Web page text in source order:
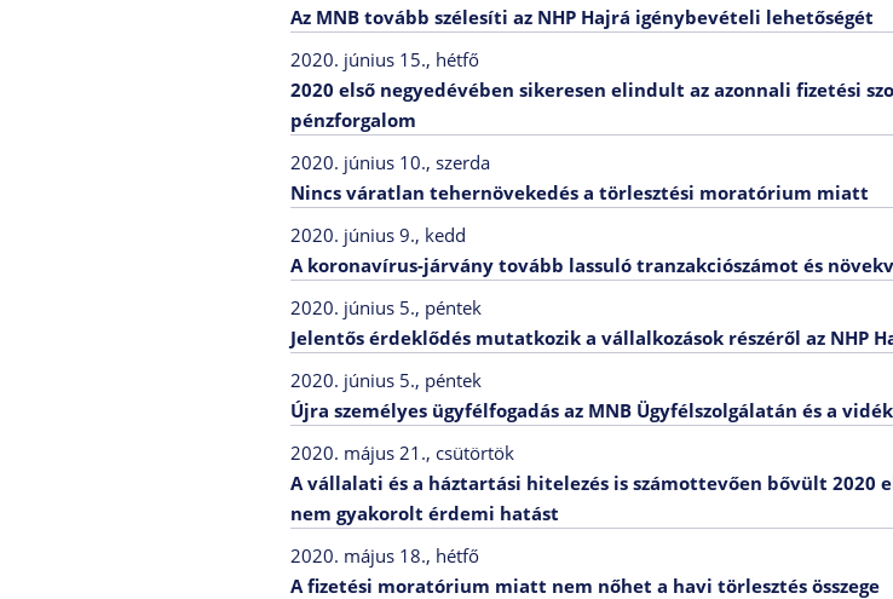
Az MNB tovább szélesíti az NHP Hajrá igénybevételi lehetőségét
2020. június 15., hétfő
2020 első negyedévében sikeresen elindult az azonnali fizetési
pénzforgalom
2020. június 10., szerda
Nincs váratlan tehernövekedés a törlesztési moratórium miatt
2020. június 9., kedd
A koronavírus-járvány tovább lassuló tranzakciószámot és
2020. június 5., péntek
Jelentős érdeklődés mutatkozik a vállalkozások részéről az NHP
2020. június 5., péntek
Újra személyes ügyfélfogadás az MNB Ügyfélszolgálatán és a
2020. május 21., csütörtök
A vállalati és a háztartási hitelezés is számottevően bővült 2020
nem gyakorolt érdemi hatást
2020. május 18., hétfő
A fizetési moratórium miatt nem nőhet a havi törlesztés összege